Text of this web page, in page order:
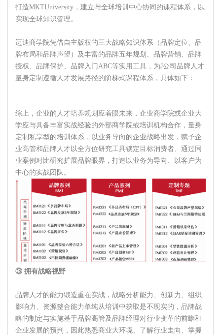
打造MKTUniversity，建立与全球培训中心协同的课程体系，以
实现全球知识管理。
迈迪商学院凭借自主版权的三大战略知识体系（品牌定位、品
牌布局和品牌声望）及丰富的品牌五年规划、品牌营销、品牌
授权、品牌保护、品牌入门ABC等实用工具，为J公司品牌人才
量身定制遵循人才发展路径的阶梯式课程体系，具体如下：
综上，企业的人才培养规划应着眼未来，企业商学院或企业大
学应与具备丰富实战经验的外部商学院或培训机构合作，量身
定制私享型的培训体系，以业务导向的企业战略出发，赋予企
业高管和品牌人才以全方位研究工具锁定目标消费者、通过同
业案例对比研究扩展品牌眼界，打造以业务为导向、以客户为
中心的实战团队。
③ 拥有战略视野
品牌人才的能力锻造重在实战，战略分析能力、创新力、组织
影响力、资源整合能力单纯从培训中获取是不现实的，品牌战
略的制定与实施基于品牌高管及品牌经理对行业变革的前瞻和
企业发展的预判，因此熟悉商业大环境、了解行业走向、掌握